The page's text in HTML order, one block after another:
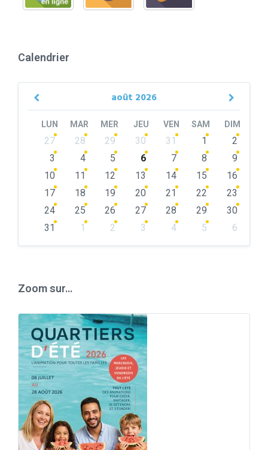
Calendrier
août 2026
Previous
LUN MAR MER JEU VEN SAM DIM
Skip
calendar
27 28 29 30 31 1
2
3
4 5 6 7 8
9
10
11 12 13 14 15
16
17
18 19 20 21 22
23
24
25 26 27 28 29
30
31
1 2 3 4 5
6
Zoom sur…